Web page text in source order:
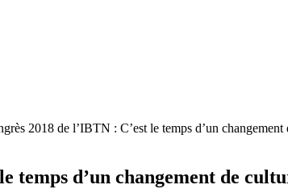
2018 de l’IBTN : C’est le temps d’un
temps d’un changement de